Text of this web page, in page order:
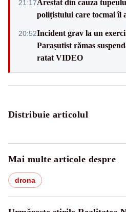
21:17Arestat din cauza
polițistului care tocmai îl
20:52Incident grav la un
Parașutist rămas
ratat VIDEO
Distribuie articolul
Mai multe articole despre
drona